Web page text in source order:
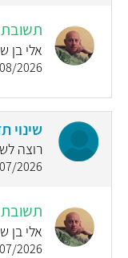
אלי בן
| 10:10
שינוי
רוצה
| 09:36
אלי בן
| 10:25